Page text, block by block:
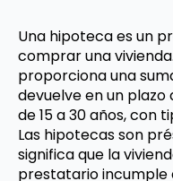
Una hipoteca es un
comprar una
proporciona una
devuelve en un
de 15 a 30 años, con
Las hipotecas son
significa que la
prestatario incumple